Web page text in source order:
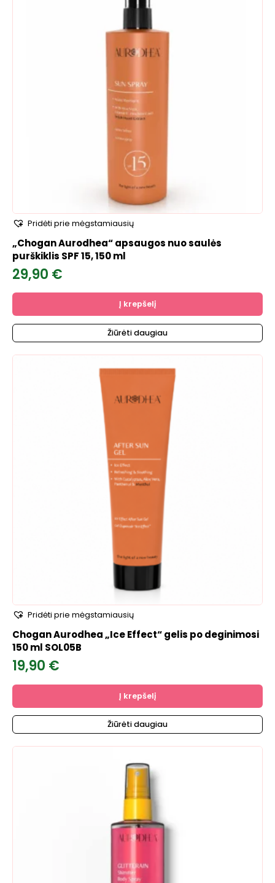
Pridėti prie mėgstamiausių
„Chogan Aurodhea“ apsaugos nuo saulės
purškiklis SPF 15, 150 ml
29,90 €
Į krepšelį
Žiūrėti daugiau
Pridėti prie mėgstamiausių
Chogan Aurodhea „Ice Effect“ gelis po deginimosi
150 ml SOL05B
19,90 €
Į krepšelį
Žiūrėti daugiau